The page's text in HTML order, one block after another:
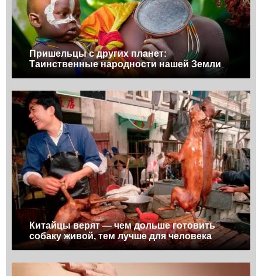
Пришельцы с других планет:
Таинственные народности нашей Земли
Китайцы верят — чем дольше готовить
собаку живой, тем лучше для человека